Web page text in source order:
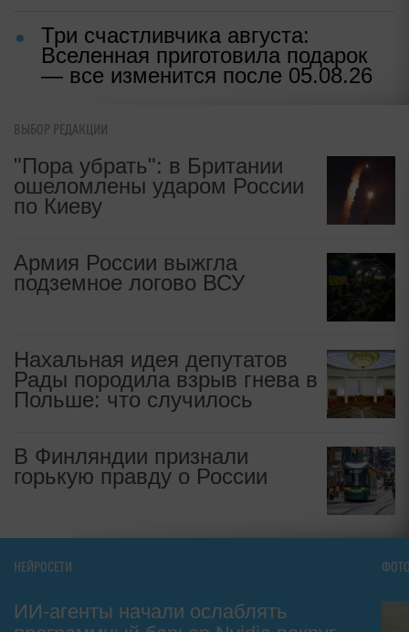
Три счастливчика августа:
Вселенная приготовила подарок
— все изменится после 05.08.26
ВЫБОР РЕДАКЦИИ
"Пора убрать": в Британии
ошеломлены ударом России
по Киеву
Армия России выжгла
подземное логово ВСУ
Нахальная идея депутатов
Рады породила взрыв гнева в
Польше: что случилось
В Финляндии признали
горькую правду о России
НЕЙРОСЕТИ
ИИ-агенты начали ослаблять